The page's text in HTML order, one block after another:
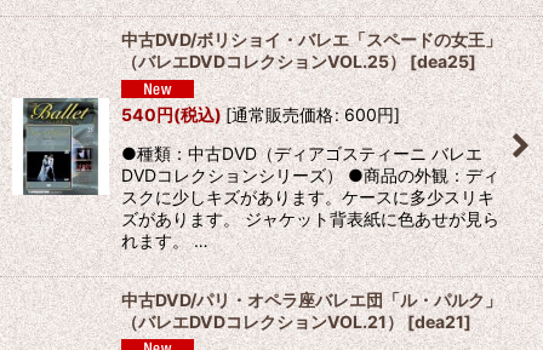
中古DVD/ボリショイ・バレエ「スペードの女王」
（バレエDVDコレクションVOL.25）[dea25]
540円(税込)[通常販売価格: 600円]
●種類：中古DVD（ディアゴスティーニ バレエ
DVDコレクションシリーズ） ●商品の外観：ディ
スクに少しキズがあります。ケースに多少スリキ
ズがあります。 ジャケット背表紙に色あせが見ら
れます。 …
中古DVD/パリ・オペラ座バレエ団「ル・パルク」
（バレエDVDコレクションVOL.21）[dea21]